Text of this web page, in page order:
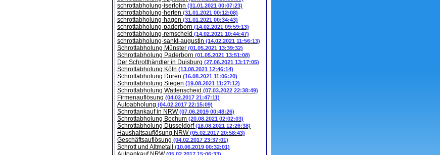
schrottabholung-iserlohn (31.01.2021 00:07:23)
schrottabholung-herten (31.01.2021 00:12:08)
schrottabholung-hagen (31.01.2021 00:34:43)
schrottabholung-paderborn (14.02.2021 09:59:13)
schrottabholung-remscheid (14.02.2021 10:44:47)
schrottabholung-sankt-augustin (14.02.2021 11:56:13)
Schrottabholung Münster (01.05.2021 13:39:32)
Schrottabholung Paderborn (01.05.2021 13:51:08)
Der Schrotthändler in Duisburg (27.06.2021 13:17:05)
Schrottabholung Köln (13.08.2021 12:46:14)
Schrottabholung Düren (16.08.2021 11:06:20)
Schrottabholung Siegen (19.08.2021 11:27:12)
Schrottabholung Wattenscheid (07.03.2022 22:38:49)
Firmenauflösung (04.02.2017 21:47:11)
Autoabholung (04.02.2017 22:15:09)
Schrottankauf in NRW(07.06.2019 00:48:26)
Schrottabholung Bochum (20.08.2021 02:02:03)
Schrottabholung Düsseldorf(18.08.2021 12:26:38)
Haushaltsauflösung NRW(05.02.2017 20:58:43)
Geschäftsauflösung (04.02.2017 23:37:01)
Schrott und Altmetall (10.06.2019 00:32:01)